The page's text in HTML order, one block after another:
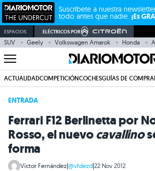
Suscríbete a nuestra
todo antes que nadie. ¡Es
ESPACIOS ELÉCTRICOS POR
SUV Geely Volkswagen Amarok Honda
ACTUALIDADCOMPETICIÓNCOCHESGUÍAS DE COMPRA
ENTRADA
Ferrari F12 Berlinetta por
Rosso, el nuevocavallino
forma
Víctor Fernández|@vfdezd|22 Nov 2012